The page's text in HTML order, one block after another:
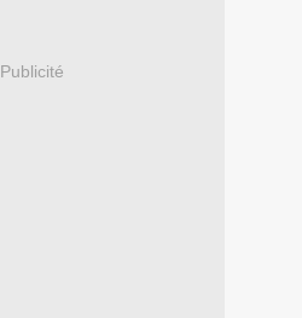
Publicité